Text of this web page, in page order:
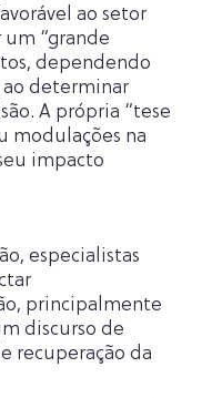
ao setor
“grande
dependendo
determinar
A própria “tese
modulações na
impacto
especialistas
principalmente
discurso de
recuperação da